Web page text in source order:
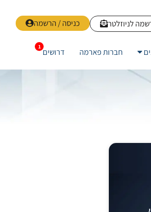
כניסה / הרשמה לניוזלטר
חברות פארמה דרושים